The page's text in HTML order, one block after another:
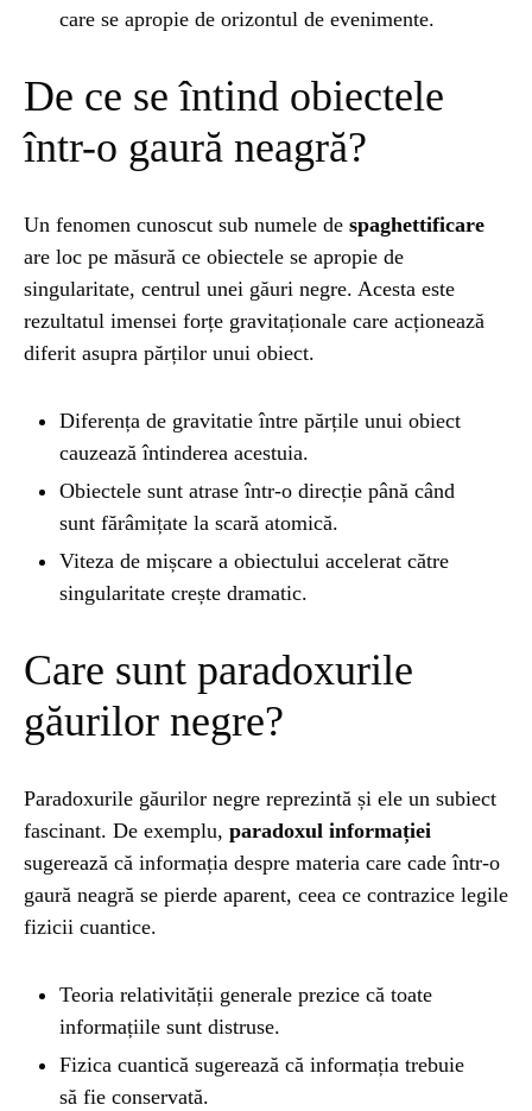
care se apropie de orizontul de evenimente.
De ce se întind obiectele
într-o gaură neagră?
Un fenomen cunoscut sub numele de spaghettificare
are loc pe măsură ce obiectele se apropie de
singularitate, centrul unei găuri negre. Acesta este
rezultatul imensei forțe gravitaționale care acționează
diferit asupra părților unui obiect.
Diferența de gravitatie între părțile unui obiect
cauzează întinderea acestuia.
Obiectele sunt atrase într-o direcție până când
sunt fărâmițate la scară atomică.
Viteza de mișcare a obiectului accelerat către
singularitate crește dramatic.
Care sunt paradoxurile
găurilor negre?
Paradoxurile găurilor negre reprezintă și ele un subiect
fascinant. De exemplu, paradoxul informației
sugerează că informația despre materia care cade într-o
gaură neagră se pierde aparent, ceea ce contrazice legile
fizicii cuantice.
Teoria relativității generale prezice că toate
informațiile sunt distruse.
Fizica cuantică sugerează că informația trebuie
să fie conservată.
Ai simțit vreodată deja-vu? Află de ce se